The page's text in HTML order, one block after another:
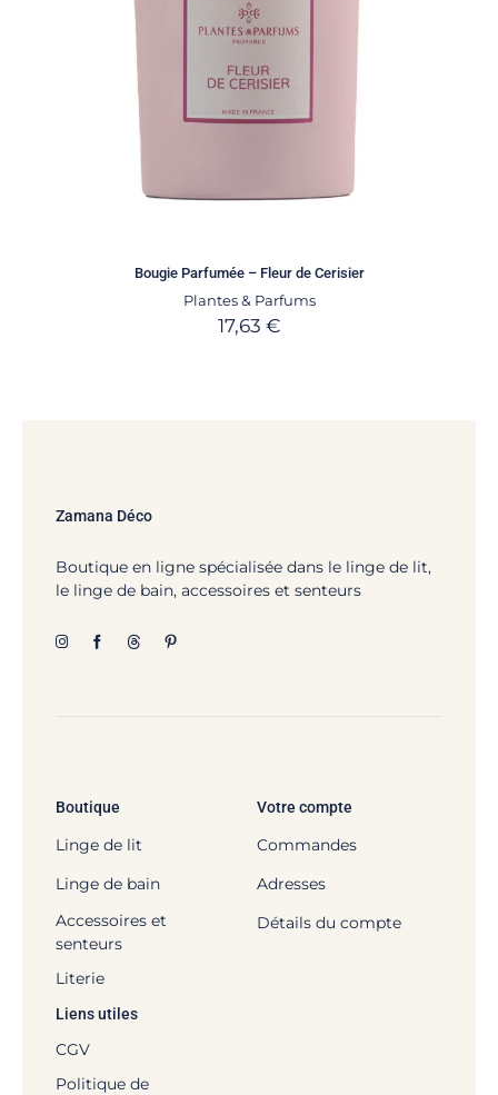
Bougie Parfumée – Fleur de Cerisier
Plantes & Parfums
17,63 €
Zamana Déco
Boutique en ligne spécialisée dans le linge de lit,
le linge de bain, accessoires et senteurs
Boutique
Linge de lit
Linge de bain
Accessoires et
senteurs
Literie
Votre compte
Commandes
Adresses
Détails du compte
Liens utiles
CGV
Politique de